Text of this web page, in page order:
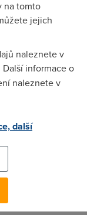
cislo, aby mi to
nikde dopidit.
na jaky cislo :)
na tomto
jejich
naleznete v
Další informace o
naleznete v
další